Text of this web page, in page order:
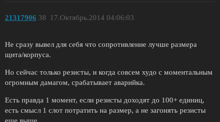
21317906 17.Октябрь.2014 04:06:03
38
Не сразу вывел для себя что сопротивление лучше размера
щита/корпуса.
Но сейчас только резисты, и когда совсем худо с моментальным
огромным дамагом, срабатывает аварийка.
Есть правда 1 момент, если резисты доходят до 100+ единиц,
есть смысл 1 слот потратить на размер, а не загонять резисты